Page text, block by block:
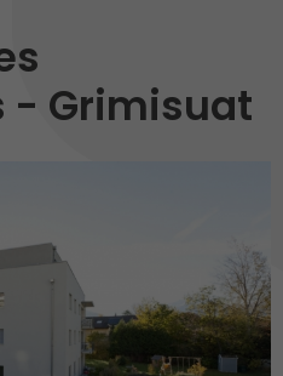
- Grimisuat